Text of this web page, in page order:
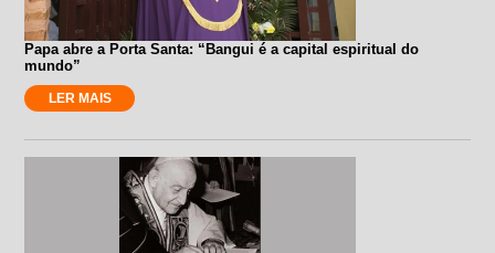
Papa abre a Porta Santa: “Bangui é a capital espiritual do
mundo”
LER MAIS